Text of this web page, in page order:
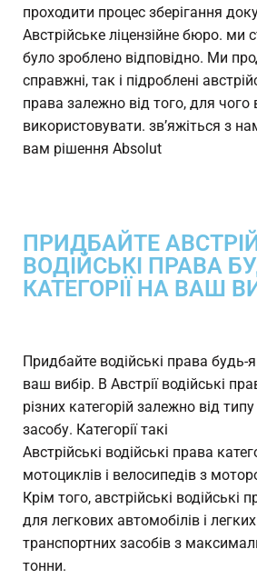
проходити процес зберігання
Австрійське ліцензійне бюро. ми
було зроблено відповідно. Ми
справжні, так і підроблені
права залежно від того, для чого
використовувати. зв’яжіться з
вам рішення Absolut
ПРИДБАЙТЕ
ВОДІЙСЬКІ ПРАВА
КАТЕГОРІЇ НА ВАШ
Придбайте водійські права будь-
ваш вибір. В Австрії водійські
різних категорій залежно від
засобу. Категорії такі
Австрійські водійські права
мотоциклів і велосипедів з
Крім того, австрійські водійські
для легкових автомобілів і
транспортних засобів з
тонни.